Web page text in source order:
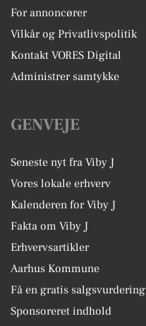
For annoncører
Vilkår og Privatlivspolitik
Kontakt VORES Digital
Administrer samtykke
GENVEJE
Seneste nyt fra Viby J
Vores lokale erhverv
Kalenderen for Viby J
Fakta om Viby J
Erhvervsartikler
Aarhus Kommune
Få en gratis salgsvurdering
Sponsoreret indhold